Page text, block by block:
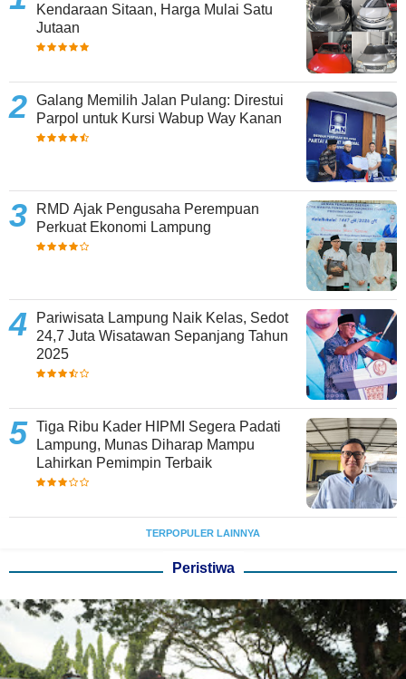
Kendaraan Sitaan, Harga Mulai Satu
Jutaan
Galang Memilih Jalan Pulang: Direstui
Parpol untuk Kursi Wabup Way Kanan
RMD Ajak Pengusaha Perempuan
Perkuat Ekonomi Lampung
Pariwisata Lampung Naik Kelas, Sedot
24,7 Juta Wisatawan Sepanjang Tahun
2025
Tiga Ribu Kader HIPMI Segera Padati
Lampung, Munas Diharap Mampu
Lahirkan Pemimpin Terbaik
TERPOPULER LAINNYA
Peristiwa